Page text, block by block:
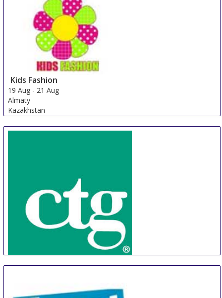
Kids Fashion
19 Aug - 21 Aug
Almaty
Kazakhstan